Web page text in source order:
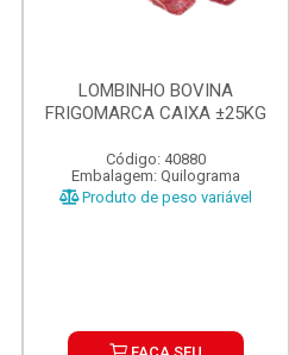
LOMBINHO BOVINA
FRIGOMARCA CAIXA ±25KG
Código: 40880
Embalagem: Quilograma
Produto de peso variável